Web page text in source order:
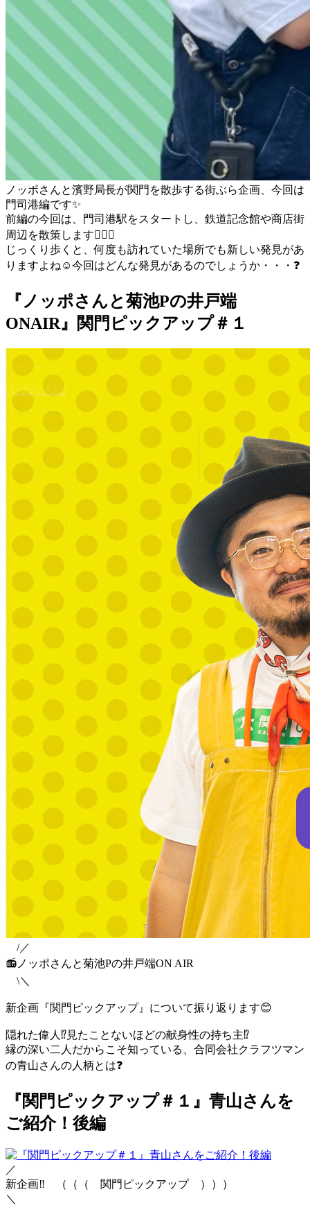
ノッポさんと濱野局長が関門を散歩する街ぶら企画、今回は
門司港編です✨
前編の今回は、門司港駅をスタートし、鉄道記念館や商店街
周辺を散策します🚶🏻‍♂️
じっくり歩くと、何度も訪れていた場所でも新しい発見があ
りますよね ☺今回はどんな発見があるのでしょうか・・・ ❓
『ノッポさんと菊池Pの井戸端
ONAIR』関門ピックアップ＃１
⠀ /／
📻 ノッポさんと菊池Pの井戸端ON AIR
\＼
新企画『関門ピックアップ』について振り返ります😊
隠れた偉人 ⁉見たことないほどの献身性の持ち主⁉
縁の深い二人だからこそ知っている、合同会社クラフツマン
の青山さんの人柄とは❓
『関門ピックアップ＃１』青山さんを
ご紹介！後編
／
新企画‼ （（（ 関門ピックアップ ）））
＼